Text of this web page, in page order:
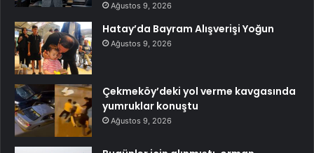
Ağustos 9, 2026
Hatay’da Bayram Alışverişi Yoğun
Ağustos 9, 2026
Çekmeköy’deki yol verme kavgasında
yumruklar konuştu
Ağustos 9, 2026